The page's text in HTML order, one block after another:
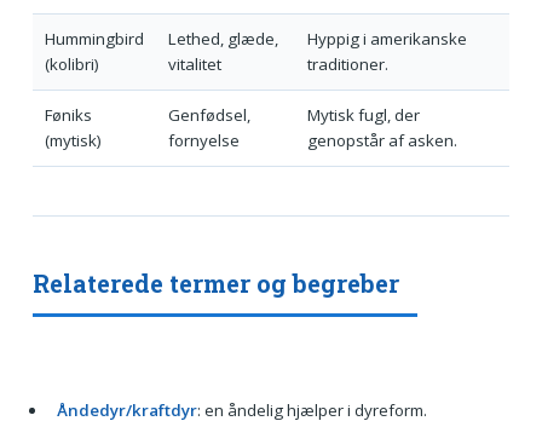
Hummingbird
(kolibri)
Lethed, glæde,
vitalitet
Hyppig i amerikanske
traditioner.
Føniks
(mytisk)
Genfødsel,
fornyelse
Mytisk fugl, der
genopstår af asken.
Relaterede termer og begreber
Åndedyr/kraftdyr: en åndelig hjælper i dyreform.